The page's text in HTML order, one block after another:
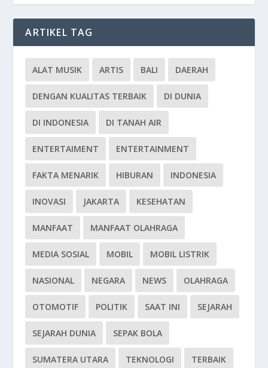
ARTIKEL TAG
ALAT MUSIK ARTIS BALI DAERAH
DENGAN KUALITAS TERBAIK DI DUNIA
DI INDONESIA DI TANAH AIR
ENTERTAIMENT ENTERTAINMENT
FAKTA MENARIK HIBURAN INDONESIA
INOVASI JAKARTA KESEHATAN
MANFAAT MANFAAT OLAHRAGA
MEDIA SOSIAL MOBIL MOBIL LISTRIK
NASIONAL NEGARA NEWS OLAHRAGA
OTOMOTIF POLITIK SAAT INI SEJARAH
SEJARAH DUNIA SEPAK BOLA
SUMATERA UTARA TEKNOLOGI TERBAIK